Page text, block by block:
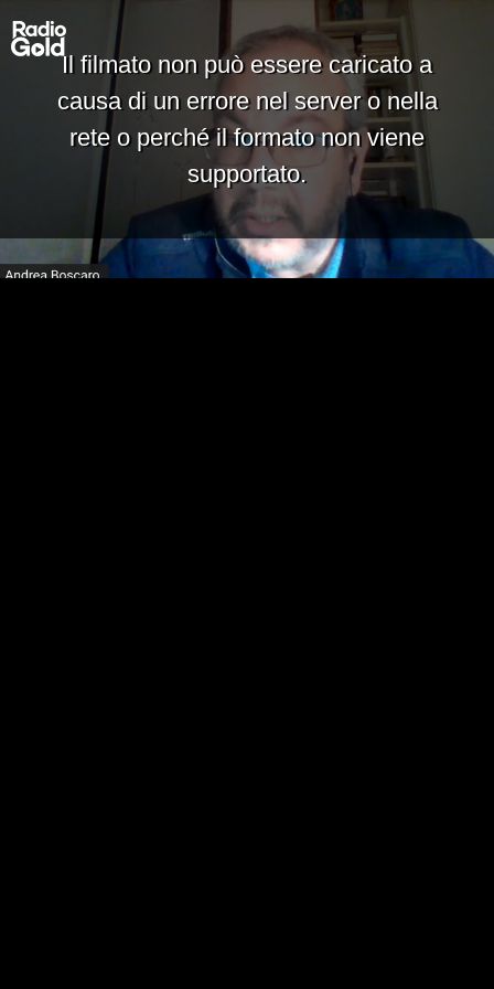
Il filmato non può essere caricato a
causa di un errore nel server o nella
rete o perché il formato non viene
supportato.